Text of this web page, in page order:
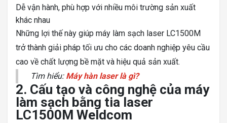
Dễ vận hành, phù hợp với nhiều môi trường sản xuất
khác nhau
Những lợi thế này giúp máy làm sạch laser LC1500M
trở thành giải pháp tối ưu cho các doanh nghiệp yêu cầu
cao về chất lượng bề mặt và hiệu quả sản xuất.
Tìm hiểu: Máy hàn laser là gì?
2. Cấu tạo và công nghệ của máy
làm sạch bằng tia laser
LC1500M Weldcom